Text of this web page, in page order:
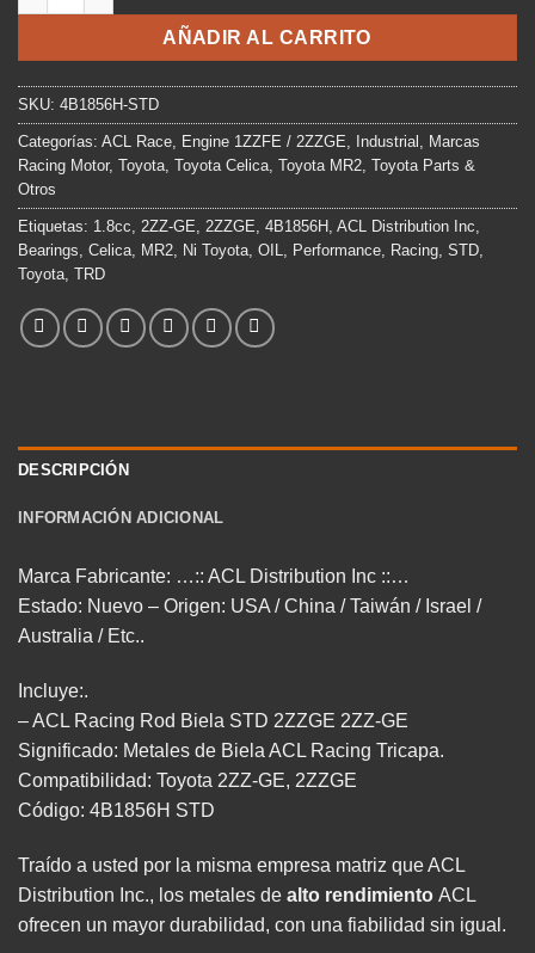
AÑADIR AL CARRITO
SKU: 4B1856H-STD
Categorías: ACL Race, Engine 1ZZFE / 2ZZGE, Industrial , Marcas
Racing Motor, Toyota, Toyota Celica, Toyota MR2, Toyota Parts &
Otros
Etiquetas: 1.8cc, 2ZZ-GE, 2ZZGE, 4B1856H , ACL Distribution Inc,
Bearings, Celica, MR2, Ni Toyota, OIL, Performance, Racing, STD,
Toyota, TRD
DESCRIPCIÓN
INFORMACIÓN ADICIONAL
Marca Fabricante: …:: ACL Distribution Inc ::…
Estado: Nuevo – Origen: USA / China / Taiwán / Israel /
Australia / Etc..
Incluye:.
– ACL Racing Rod Biela STD 2ZZGE 2ZZ-GE
Significado: Metales de Biela ACL Racing Tricapa.
Compatibilidad: Toyota 2ZZ-GE, 2ZZGE
Código: 4B1856H STD
Traído a usted por la misma empresa matriz que ACL
Distribution Inc., los metales de alto rendimiento ACL
ofrecen un mayor durabilidad, con una fiabilidad sin igual.